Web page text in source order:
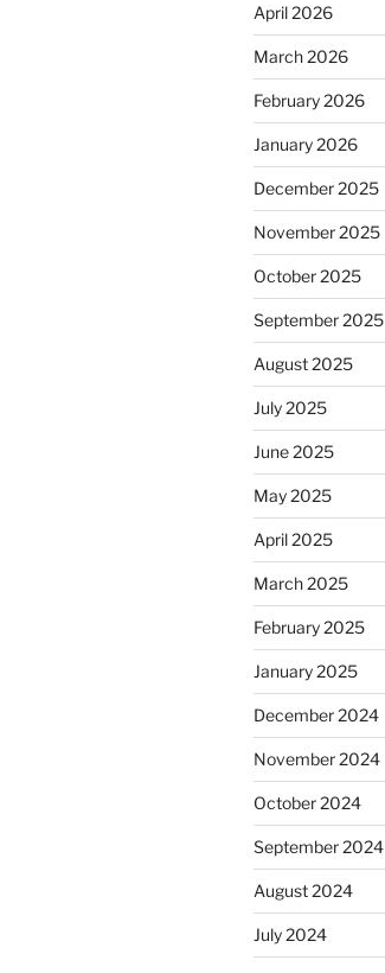
April 2026
March 2026
February 2026
January 2026
December 2025
November 2025
October 2025
September 2025
August 2025
July 2025
June 2025
May 2025
April 2025
March 2025
February 2025
January 2025
December 2024
November 2024
October 2024
September 2024
August 2024
July 2024